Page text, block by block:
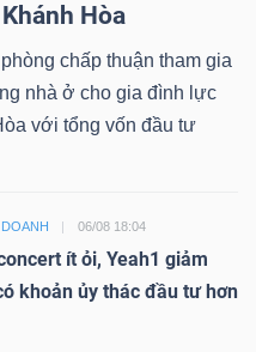
Hòa
chấp thuận tham gia
nhà ở cho gia đình lực
với tổng vốn đầu tư
06/08 18:04
ít ỏi, Yeah1 giảm
khoản ủy thác đầu tư hơn